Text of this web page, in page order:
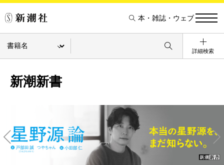
本・雑誌・ウェブ
詳細検索
新潮新書
Ne